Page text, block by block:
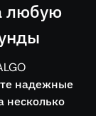
любую
надежные
несколько